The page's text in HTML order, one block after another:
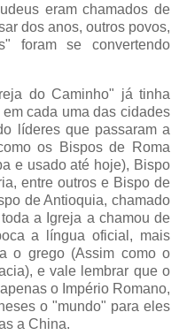
eram chamados de
dos anos, outros povos,
foram se convertendo
do Caminho" já tinha
cada uma das cidades
líderes que passaram a
os Bispos de Roma
e usado até hoje), Bispo
entre outros e Bispo de
de Antioquia, chamado
a Igreja a chamou de
a língua oficial, mais
o grego (Assim como o
e vale lembrar que o
o Império Romano,
o "mundo" para eles
a China.